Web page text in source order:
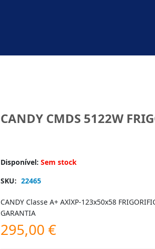
CANDY CMDS 5122W
Disponível: Sem stock
SKU: 22465
CANDY Classe A+ AXlXP-123x50x58
GARANTIA
295,00 €